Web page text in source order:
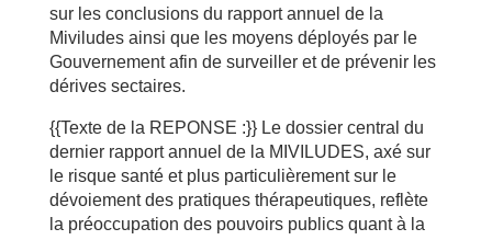
sur les conclusions du rapport annuel de la
Miviludes ainsi que les moyens déployés par le
Gouvernement afin de surveiller et de prévenir les
dérives sectaires.
{{Texte de la REPONSE :}} Le dossier central du
dernier rapport annuel de la MIVILUDES, axé sur
le risque santé et plus particulièrement sur le
dévoiement des pratiques thérapeutiques, reflète
la préoccupation des pouvoirs publics quant à la